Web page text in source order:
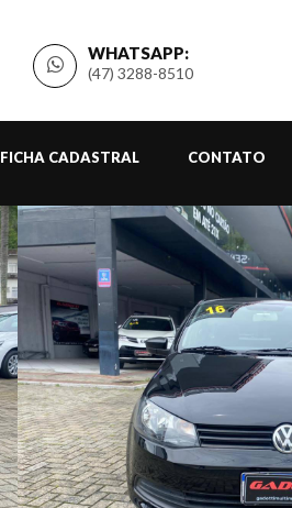
WHATSAPP:
(47) 3288-8510
FICHA CADASTRAL CONTATO